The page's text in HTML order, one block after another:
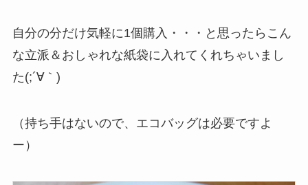
自分の分だけ気軽に1個購入・・・と思ったらこん
な立派＆おしゃれな紙袋に入れてくれちゃいまし
た(;´∀｀)
（持ち手はないので、エコバッグは必要ですよ
ー）